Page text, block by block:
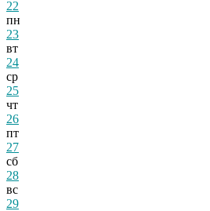
22
пн
23
вт
24
ср
25
чт
26
пт
27
сб
28
вс
29